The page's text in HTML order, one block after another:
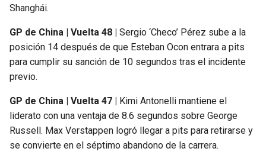
Shanghái.
GP de China | Vuelta 48 |
Sergio ‘Checo’ Pérez sube a la
posición 14 después de que Esteban Ocon entrara a pits
para cumplir su sanción de 10 segundos tras el incidente
previo.
GP de China | Vuelta 47 |
Kimi Antonelli mantiene el
liderato con una ventaja de 8.6 segundos sobre George
Russell. Max Verstappen logró llegar a pits para retirarse y
se convierte en el séptimo abandono de la carrera.